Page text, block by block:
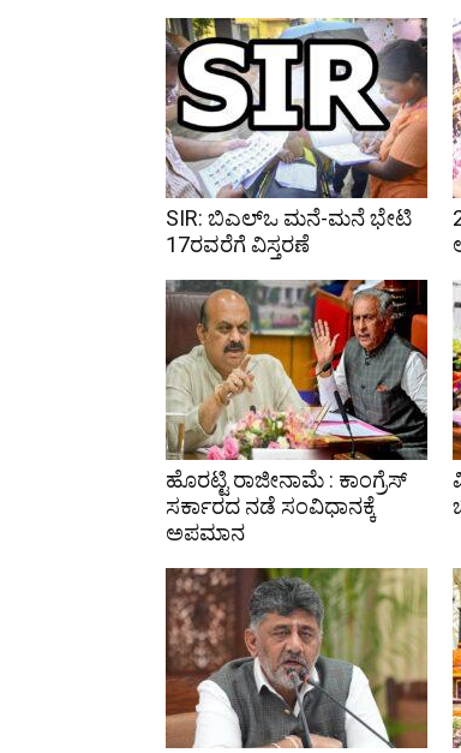
SIR: ಬಿಎಲ್ಒ ಮನೆ-ಮನೆ ಭೇಟಿ
17ರವರೆಗೆ ವಿಸ್ತರಣೆ
ಹೊರಟ್ಟಿ ರಾಜೀನಾಮೆ : ಕಾಂಗ್ರೆಸ್
ಸರ್ಕಾರದ ನಡೆ ಸಂವಿಧಾನಕ್ಕೆ
ಅಪಮಾನ